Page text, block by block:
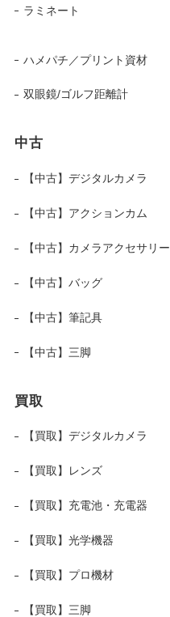
ラミネート
ハメパチ／プリント資材
双眼鏡/ゴルフ距離計
中古
【中古】デジタルカメラ
【中古】アクションカム
【中古】カメラアクセサリー
【中古】バッグ
【中古】筆記具
【中古】三脚
買取
【買取】デジタルカメラ
【買取】レンズ
【買取】充電池・充電器
【買取】光学機器
【買取】プロ機材
【買取】三脚